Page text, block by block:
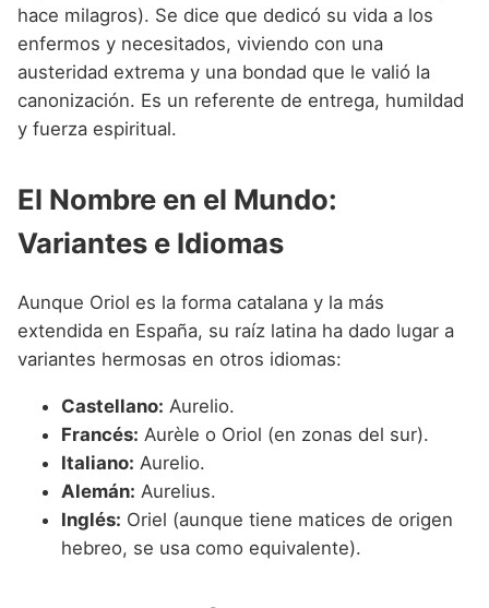
hace milagros). Se dice que dedicó su vida a los
enfermos y necesitados, viviendo con una
austeridad extrema y una bondad que le valió la
canonización. Es un referente de entrega, humildad
y fuerza espiritual.
El Nombre en el Mundo:
Variantes e Idiomas
Aunque Oriol es la forma catalana y la más
extendida en España, su raíz latina ha dado lugar a
variantes hermosas en otros idiomas:
Castellano: Aurelio.
Francés: Aurèle o Oriol (en zonas del sur).
Italiano: Aurelio.
Alemán: Aurelius.
Inglés: Oriel (aunque tiene matices de origen
hebreo, se usa como equivalente).